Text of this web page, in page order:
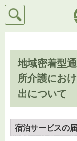
検索
地域密着型
所介護にお
出について
宿泊サービスの